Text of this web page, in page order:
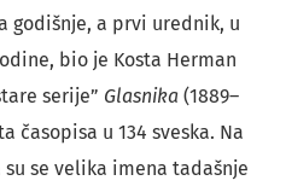
godišnje, a prvi urednik, u
bio je Kosta Herman
serije” Glasnika (1889–
časopisa u 134 sveska. Na
se velika imena tadašnje